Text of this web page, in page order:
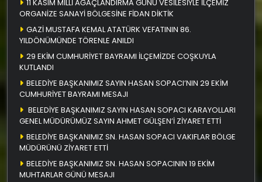
11 KASIM MİLLİ AĞAÇLANDIRMA GÜNÜ VESİLESİYLE İLÇEMİZ
ORGANİZE SANAYİ BÖLGESİNE FİDAN DİKTİK
GAZİ MUSTAFA KEMAL ATATÜRK VEFATININ 86.
YILDÖNÜMÜNDE TÖRENLE ANILDI
29 EKİM CUMHURİYET BAYRAMI İLÇEMİZDE COŞKUYLA
KUTLANDI
BELEDİYE BAŞKANIMIZ SAYIN HASAN SOPACI’NIN 29 EKİM
CUMHURİYET BAYRAMI MESAJI
BELEDİYE BAŞKANIMIZ SAYIN HASAN SOPACI KARAYOLLARI
GENEL MÜDÜRÜMÜZ SAYIN AHMET GÜLŞEN’İ ZİYARET ETTİ
BELEDİYE BAŞKANIMIZ SN. HASAN SOPACI VAKIFLAR BÖLGE
MÜDÜRÜNÜ ZİYARET ETTİ
BELEDİYE BAŞKANIMIZ SN. HASAN SOPACININ 19 EKİM
MUHTARLAR GÜNÜ MESAJI